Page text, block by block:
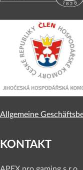
Allgemeine
KONTAKT